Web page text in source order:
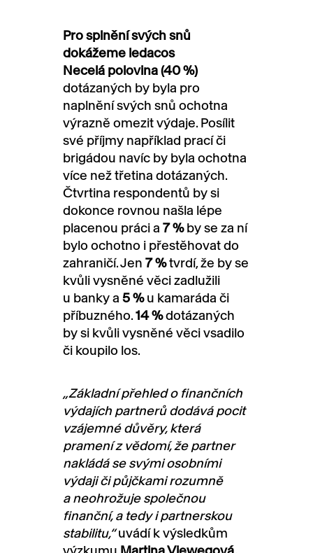
Pro splnění svých snů
dokážeme ledacos
Necelá polovina (40 %)
dotázaných by byla pro
naplnění svých snů ochotna
výrazně omezit výdaje. Posílit
své příjmy například prací či
brigádou navíc by byla ochotna
více než třetina dotázaných.
Čtvrtina respondentů by si
dokonce rovnou našla lépe
placenou práci a 7 %by se za ní
bylo ochotno i přestěhovat do
zahraničí. Jen 7 %tvrdí, že by se
kvůli vysněné věci zadlužili
u banky a 5 %u kamaráda či
příbuzného.14 %dotázaných
by si kvůli vysněné věci vsadilo
či koupilo los.
„Základní přehled o finančních
výdajích partnerů dodává pocit
vzájemné důvěry, která
pramení z vědomí, že partner
nakládá se svými osobními
výdaji či půjčkami rozumně
a neohrožuje společnou
finanční, a tedy i partnerskou
stabilitu,“uvádí k výsledkům